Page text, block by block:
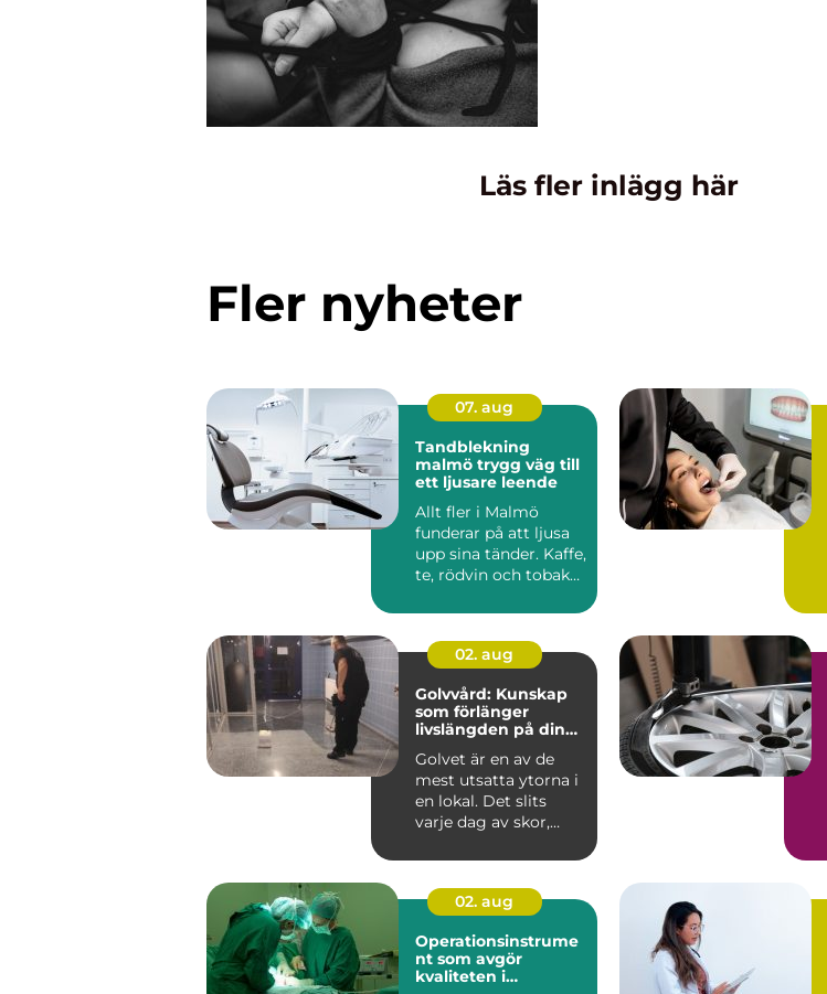
Läs fler inlägg här
Fler nyheter
07. aug
Tandblekning
malmö trygg väg till
ett ljusare leende
Allt fler i Malmö
funderar på att ljusa
upp sina tänder. Kaffe,
te, rödvin och tobak
02. aug
Golvvård: Kunskap
som förlänger
livslängden på dina
Golvet är en av de
mest utsatta ytorna i
en lokal. Det slits
varje dag av skor,
02. aug
Operationsinstrume
nt som avgör
kvaliteten i